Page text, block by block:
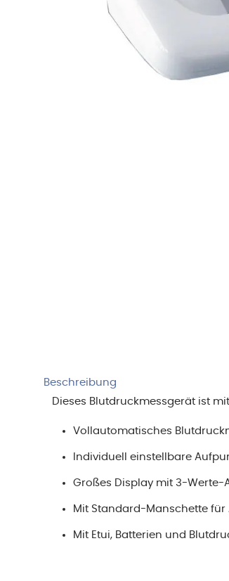
Beschreibung
Dieses Blutdruckmessgerät ist
Vollautomatisches
Individuell einstellbare
Großes Display mit 3-Werte-
Mit Standard-Manschette
Mit Etui, Batterien und